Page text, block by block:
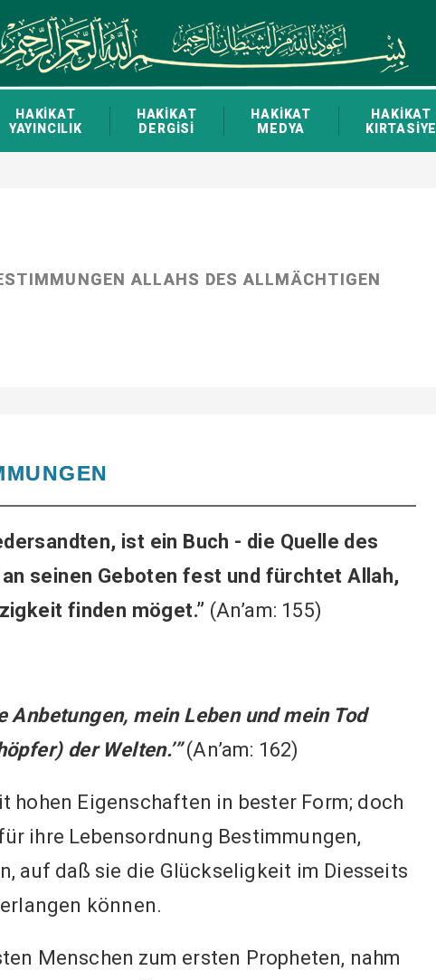
HAKİKAT
YAYINCILIK
HAKİKAT
DERGİSİ
HAKİKAT
MEDYA
HAKİKAT
KIRTASİYE
ALLAHS DES ALLMÄCHTIGEN
ist ein Buch - die Quelle des
seinen Geboten fest und fürchtet Allah,
finden möget.” (An’am: 155)
Anbetungen, mein Leben und mein Tod
der Welten.’”(An’am: 162)
hohen Eigenschaften in bester Form; doch
ihre Lebensordnung Bestimmungen,
auf daß sie die Glückseligkeit im Diesseits
können.
Menschen zum ersten Propheten, nahm